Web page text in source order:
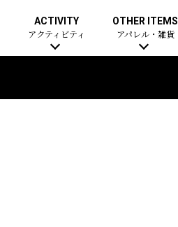
ACTIVITY
アクティビティ
OTHER ITEMS
アパレル・雑貨